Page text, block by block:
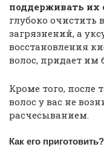
поддерживать их
глубоко
загрязнений, а
восстановления
волос, придает им
Кроме того, после
волос у вас не
расчесыванием.
Как его приготовить?